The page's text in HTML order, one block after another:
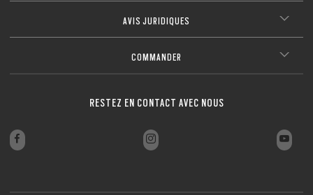
AVIS JURIDIQUES
COMMANDER
RESTEZ EN CONTACT AVEC NOUS